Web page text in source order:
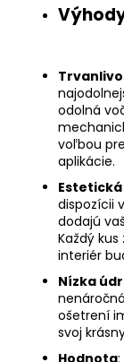
odolná
voľbou
aplikácie.
dispozícii
dodajú
Každý
interiér
Nízka
ošetrení
svoj